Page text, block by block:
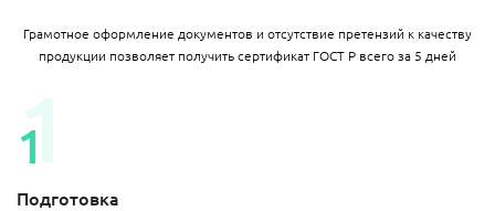
Грамотное оформление документов и отсутствие претензий к качеству
продукции позволяет получить сертификат ГОСТ Р всего за 5 дней
Подготовка